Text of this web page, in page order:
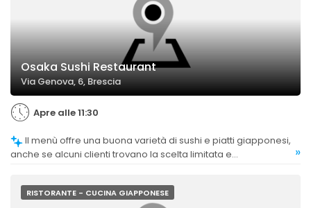
Osaka Sushi Restaurant
Via Genova, 6, Brescia
Apre alle 11:30
anche se alcuni clienti trovano la scelta limitata e
»
RISTORANTE - CUCINA GIAPPONESE